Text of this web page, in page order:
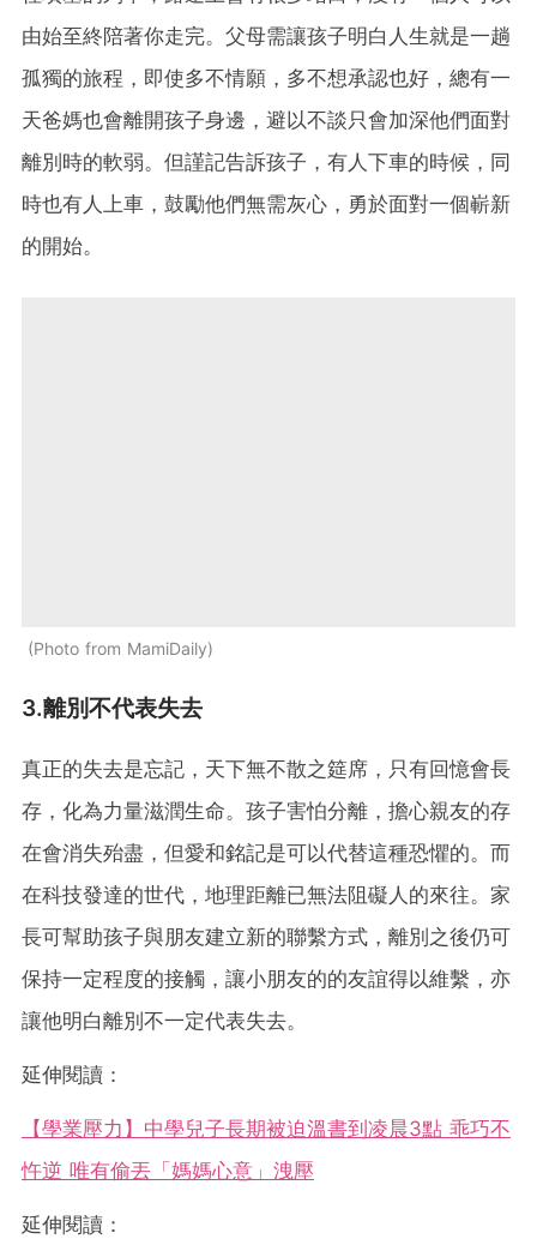
由始至終陪著你走完。父母需讓孩子明白人生就是一趟
孤獨的旅程，即使多不情願，多不想承認也好，總有一
天爸媽也會離開孩子身邊，避以不談只會加深他們面對
離別時的軟弱。但謹記告訴孩子，有人下車的時候，同
時也有人上車，鼓勵他們無需灰心，勇於面對一個嶄新
的開始。
Photo from MamiDaily
3.離別不代表失去
真正的失去是忘記，天下無不散之筵席，只有回憶會長
存，化為力量滋潤生命。孩子害怕分離，擔心親友的存
在會消失殆盡，但愛和銘記是可以代替這種恐懼的。而
在科技發達的世代，地理距離已無法阻礙人的來往。家
長可幫助孩子與朋友建立新的聯繫方式，離別之後仍可
保持一定程度的接觸，讓小朋友的的友誼得以維繫，亦
讓他明白離別不一定代表失去。
延伸閱讀：
【學業壓力】中學兒子長期被迫溫書到凌晨3點 乖巧不
忤逆 唯有偷丟「媽媽心意」洩壓
延伸閱讀：